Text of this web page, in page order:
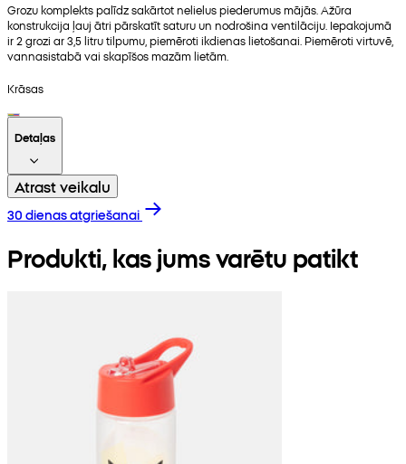
Grozu komplekts palīdz sakārtot nelielus piederumus mājās. Ažūra
konstrukcija ļauj ātri pārskatīt saturu un nodrošina ventilāciju. Iepakojumā
ir 2 grozi ar 3,5 litru tilpumu, piemēroti ikdienas lietošanai. Piemēroti virtuvē,
vannasistabā vai skapīšos mazām lietām.
Krāsas
Detaļas
Atrast veikalu
30 dienas atgriešanai
Produkti, kas jums varētu patikt